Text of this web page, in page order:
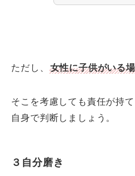
ただし、 女性に子供がいる
そこを考慮しても責任が持
自身で判断しましょう。
３自分磨き